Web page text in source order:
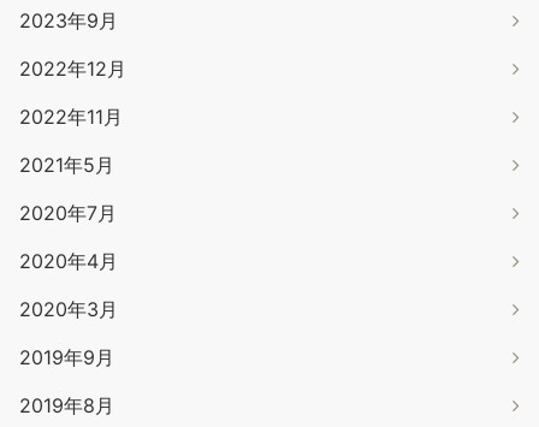
2023年9月
2022年12月
2022年11月
2021年5月
2020年7月
2020年4月
2020年3月
2019年9月
2019年8月